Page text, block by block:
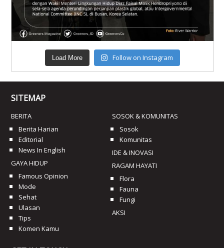
Load More Follow on Instagram
SITEMAP
BERITA
Berita Harian
Editorial
News In English
GAYA HIDUP
Famous Opinion
Mode
Sehat
Ulasan
Tips
Komen Kamu
SOSOK & KOMUNITAS
Sosok
Komunitas
IDE & INOVASI
RAGAM HAYATI
Flora
Fauna
Fungi
AKSI